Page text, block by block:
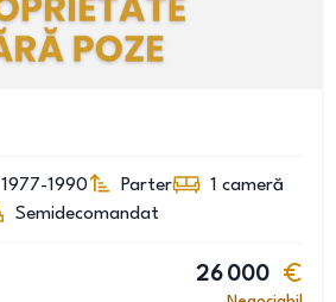
1977-1990 Parter 1 cameră
Semidecomandat
26 000